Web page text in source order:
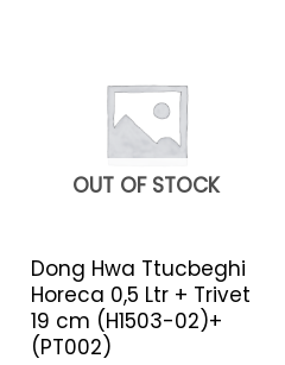
OUT OF STOCK
Dong Hwa Ttucbeghi
Horeca 0,5 Ltr + Trivet
19 cm (H1503-02)+
(PT002)